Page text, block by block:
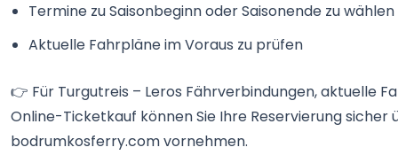
Termine zu Saisonbeginn oder Saisonende zu wählen
Aktuelle Fahrpläne im Voraus zu prüfen
👉 Für Turgutreis – Leros Fährverbindungen, aktuelle
Online-Ticketkauf können Sie Ihre Reservierung sicher
bodrumkosferry.com vornehmen.